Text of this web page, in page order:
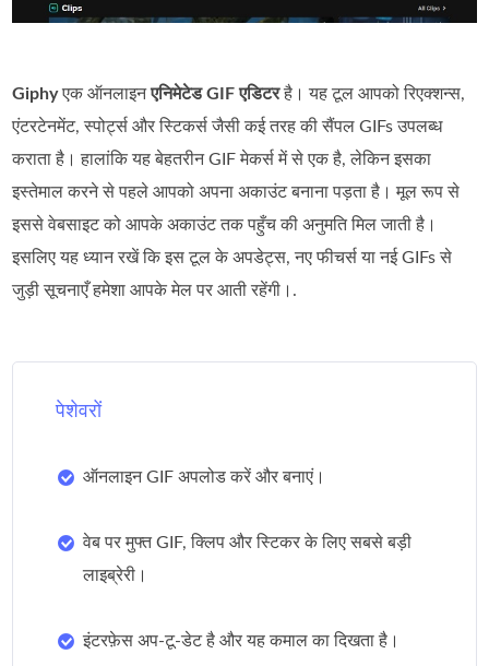
Giphyएक ऑनलाइनएनिमेटेड GIF एडिटरहै। यह टूल आपको रिएक्शन्स,
एंटरटेनमेंट, स्पोर्ट्स और स्टिकर्स जैसी कई तरह की सैंपल GIFs उपलब्ध
कराता है। हालांकि यह बेहतरीन GIF मेकर्स में से एक है, लेकिन इसका
इस्तेमाल करने से पहले आपको अपना अकाउंट बनाना पड़ता है। मूल रूप से
इससे वेबसाइट को आपके अकाउंट तक पहुँच की अनुमति मिल जाती है।
इसलिए यह ध्यान रखें कि इस टूल के अपडेट्स, नए फीचर्स या नई GIFs से
जुड़ी सूचनाएँ हमेशा आपके मेल पर आती रहेंगी।.
पेशेवरों
ऑनलाइन GIF अपलोड करें और बनाएं।
वेब पर मुफ्त GIF, क्लिप और स्टिकर के लिए सबसे बड़ी
लाइब्रेरी।
इंटरफ़ेस अप-टू-डेट है और यह कमाल का दिखता है।